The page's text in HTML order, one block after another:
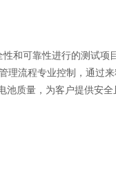
可靠性进行的测试项
流程专业控制，通过
池质量，为客户提供安